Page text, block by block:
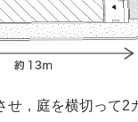
せ，庭を横切って2